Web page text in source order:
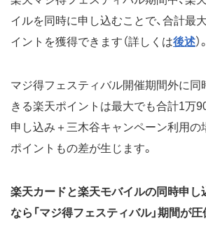
イルを同時に申し込むことで、合計最
イントを獲得できます（詳しくは後述）。
マジ得フェスティバル開催期間外に同
きる楽天ポイントは最大でも合計1万
申し込み＋三木谷キャンペーン利用の
ポイントもの差が生じます。
楽天カードと楽天モバイルの同時申し
なら「マジ得フェスティバル」期間が